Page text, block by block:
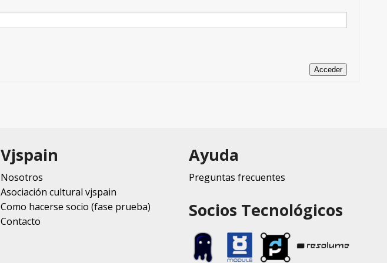
Acceder
Vjspain
Nosotros
Asociación cultural vjspain
Como hacerse socio (fase prueba)
Contacto
Ayuda
Preguntas frecuentes
Socios Tecnológicos